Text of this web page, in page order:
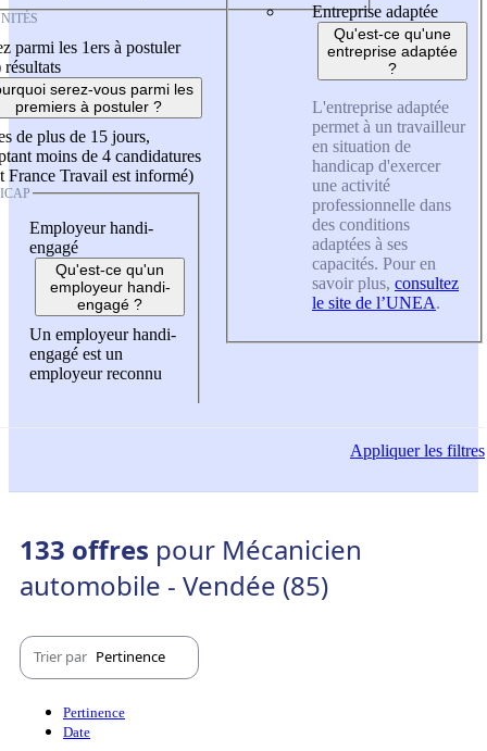
parmi les 1ers à postuler
résultats
serez-vous parmi les
premiers à postuler ?
de plus de 15 jours,
moins de 4 candidatures
France Travail est informé)
Employeur handi-
engagé
Qu'est-ce qu'un
employeur handi-
engagé ?
Un employeur handi-
engagé est un
employeur reconnu
Entreprise adaptée
Qu'est-ce qu'une
entreprise adaptée
?
L'entreprise adaptée
permet à un travailleur
en situation de
handicap d'exercer
une activité
professionnelle dans
des conditions
adaptées à ses
capacités. Pour en
savoir plus, consultez
le site de l’UNEA.
Appliquerles filtres
133 offres pour Mécanicien
automobile - Vendée (85)
Trier par Pertinence
Pertinence
Date